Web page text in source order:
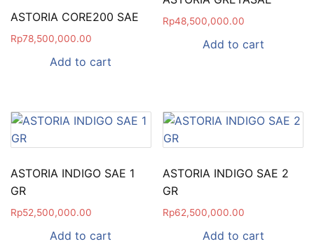
ASTORIA CORE200 SAE
Rp78,500,000.00
Add to cart
Rp48,500,000.00
Add to cart
ASTORIA INDIGO SAE 1
GR
Rp52,500,000.00
Add to cart
ASTORIA INDIGO SAE 2
GR
Rp62,500,000.00
Add to cart